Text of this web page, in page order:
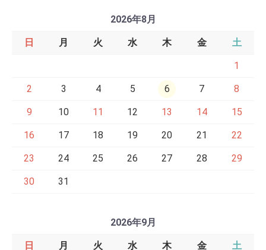
2026年8月
日 月 火 水 木 金 土
1
2 3 4 5 6 7 8
9 10 11 12 13 14 15
16 17 18 19 20 21 22
23 24 25 26 27 28 29
30 31
2026年9月
日 月 火 水 木 金 土